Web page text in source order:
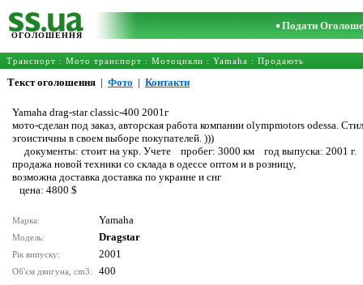
ОГОЛОШЕННЯ
Подати
Транспорт : Мото транспорт : Мотоцикли : Yamaha : Продають
Текст оголошення | Фото | Контакти
Yamaha drag-star classic-400 2001г
мото-сделан под заказ, авторская работа компании olympmotors
эгоистичны в своем выборе покупателей. )))
документы: стоит на укр. Учете пробег: 3000 км год выпуска: 2001 г.
продажа новой техники со склада в одессе оптом и в розницу,
возможна доставка доставка по украине и снг
цена: 4800 $
Марка: Yamaha
Модель: Dragstar
Рік випуску: 2001
Об'єм двигуна, cm3: 400